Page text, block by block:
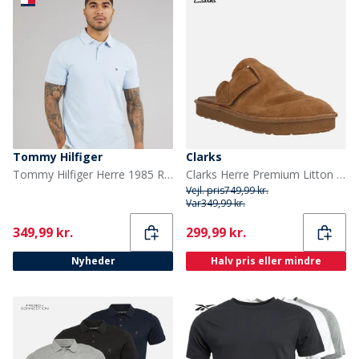
Tommy Hilfiger
Tommy Hilfiger Herre 1985 Regular Polo Shirt Sky Blue
Current
349,99 kr.
Nyheder
Clarks
Clarks Herre Premium Litton Mule G Sandaler 1224 Cola Suede
Vejl. pris749,99 kr.
Var349,99 kr.
Current
299,99 kr.
Halv pris eller mindre